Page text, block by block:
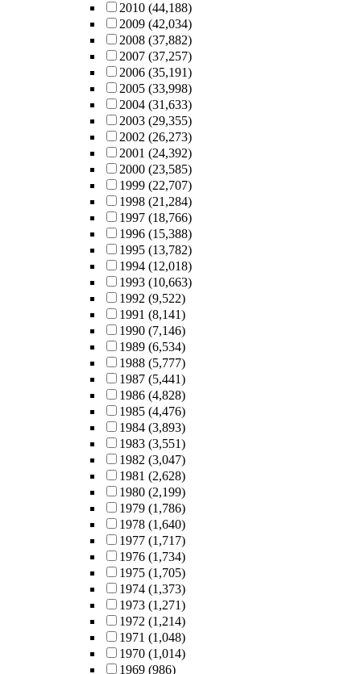
2010 (44,188)
2009 (42,034)
2008 (37,882)
2007 (37,257)
2006 (35,191)
2005 (33,998)
2004 (31,633)
2003 (29,355)
2002 (26,273)
2001 (24,392)
2000 (23,585)
1999 (22,707)
1998 (21,284)
1997 (18,766)
1996 (15,388)
1995 (13,782)
1994 (12,018)
1993 (10,663)
1992 (9,522)
1991 (8,141)
1990 (7,146)
1989 (6,534)
1988 (5,777)
1987 (5,441)
1986 (4,828)
1985 (4,476)
1984 (3,893)
1983 (3,551)
1982 (3,047)
1981 (2,628)
1980 (2,199)
1979 (1,786)
1978 (1,640)
1977 (1,717)
1976 (1,734)
1975 (1,705)
1974 (1,373)
1973 (1,271)
1972 (1,214)
1971 (1,048)
1970 (1,014)
1969 (986)